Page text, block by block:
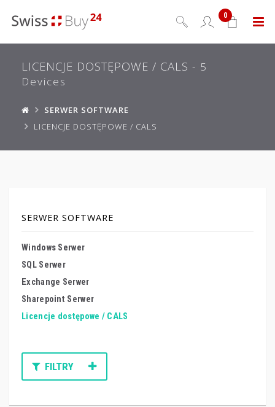
Menu
0
LICENCJE DOSTĘPOWE / CALS - 5
Devices
SERWER SOFTWARE
LICENCJE DOSTĘPOWE / CALS
SERWER SOFTWARE
Windows Serwer
SQL Serwer
Exchange Serwer
Sharepoint Serwer
Licencje dostępowe / CALS
FILTRY